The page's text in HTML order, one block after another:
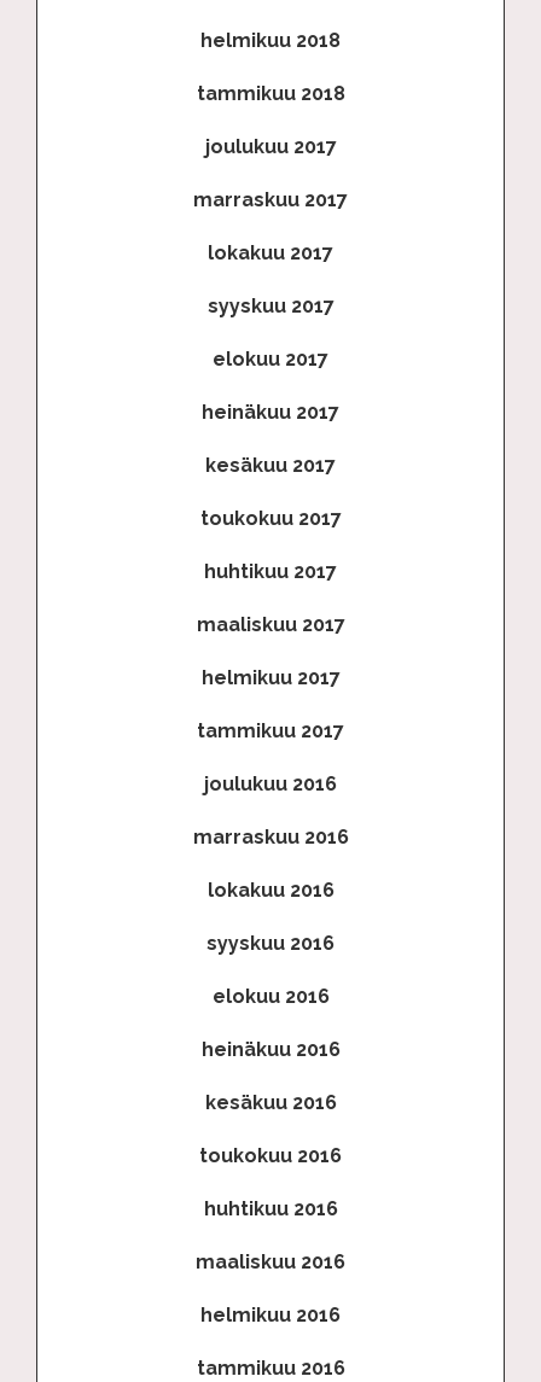
helmikuu 2018
tammikuu 2018
joulukuu 2017
marraskuu 2017
lokakuu 2017
syyskuu 2017
elokuu 2017
heinäkuu 2017
kesäkuu 2017
toukokuu 2017
huhtikuu 2017
maaliskuu 2017
helmikuu 2017
tammikuu 2017
joulukuu 2016
marraskuu 2016
lokakuu 2016
syyskuu 2016
elokuu 2016
heinäkuu 2016
kesäkuu 2016
toukokuu 2016
huhtikuu 2016
maaliskuu 2016
helmikuu 2016
tammikuu 2016